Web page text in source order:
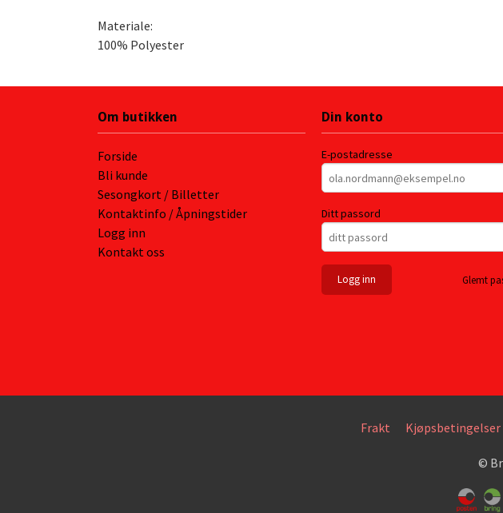
Materiale:
100% Polyester
Om butikken
Forside
Bli kunde
Sesongkort / Billetter
Kontaktinfo / Åpningstider
Logg inn
Kontakt oss
Din konto
E-postadresse
Ditt passord
Glemt
Frakt Kjøpsbetingelser
©